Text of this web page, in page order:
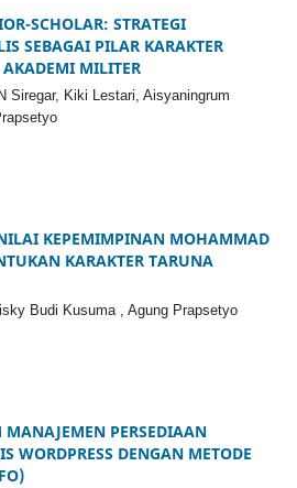
SCHOLAR: STRATEGI
SEBAGAI PILAR KARAKTER
MILITER
Siregar, Kiki Lestari, Aisyaningrum
KEPEMIMPINAN MOHAMMAD
KARAKTER TARUNA
Budi Kusuma , Agung Prapsetyo
PERSEDIAAN
WORDPRESS DENGAN METODE